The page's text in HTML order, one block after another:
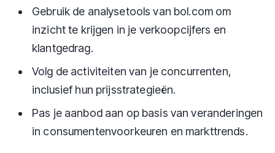
Gebruik de analysetools van bol.com om
inzicht te krijgen in je verkoopcijfers en
klantgedrag.
Volg de activiteiten van je concurrenten,
inclusief hun prijsstrategieën.
Pas je aanbod aan op basis van veranderingen
in consumentenvoorkeuren en markttrends.